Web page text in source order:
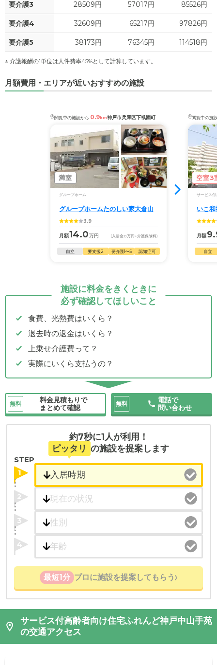
要介護3 28509円 57017円 85526円
要介護4 32609円 65217円 97826円
要介護5 38173円 76345円 114518円
※ 介護報酬の1単位は人件費率45%として計算しています。
月額費用・エリアが近いおすすめの施設
閲覧中の施設から 0.9km神戸市兵庫区下祇園町
満室
グループホーム
グループホームたのしい家大倉山
3.9
月額14.0万円 (入居金0万円 +介護保険料)
自立 要支援2 要介護1〜5 認知症可
閲覧中の施
空室3
サービス付
いこ
月額
自立
施設に料金をきくときに
必ず確認してほしいこと
食費、光熱費はいくら？
退去時の返金はいくら？
上乗せ介護費って？
実際にいくら支払うの？
無料
料金見積もりで
まとめて確認
無料
電話で
問い合わせ
約7秒に1人が利用！
ピッタリ の施設を提案します
STEP
1
2
3
4
最短1分 プロに施設を提案してもらう
サービス付高齢者向け住宅ふれんど神戸中山手苑
の交通アクセス